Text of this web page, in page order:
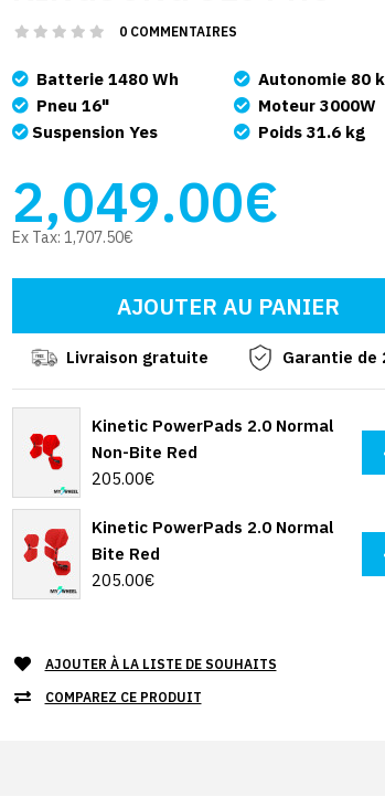
0 COMMENTAIRES
Batterie 1480 Wh
Pneu 16"
Suspension Yes
Autonomie 80
Moteur 3000W
Poids 31.6 kg
2,049.00€
Ex Tax: 1,707.50€
Livraison gratuite Garantie de
Kinetic PowerPads 2.0 Normal
Non-Bite Red
205.00€
Kinetic PowerPads 2.0 Normal
Bite Red
205.00€
AJOUTER À LA LISTE DE SOUHAITS
COMPAREZ CE PRODUIT